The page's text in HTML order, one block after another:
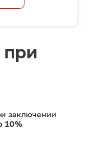
при
заключении
10%